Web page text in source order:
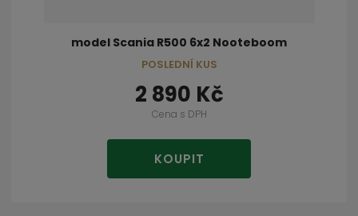
model Scania R500 6x2 Nooteboom
2 890 Kč
Cena s DPH
KOUPIT
POSLEDNÍ KUS